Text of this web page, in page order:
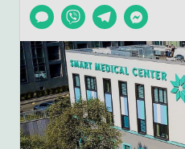
Чат
Viber TelegramMessenger